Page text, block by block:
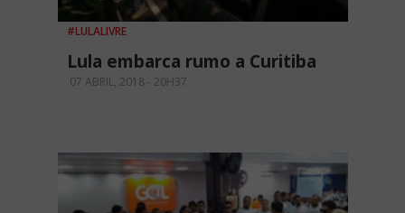
#LULALIVRE
Lula embarca rumo a Curitiba
07 ABRIL, 2018 - 20H37